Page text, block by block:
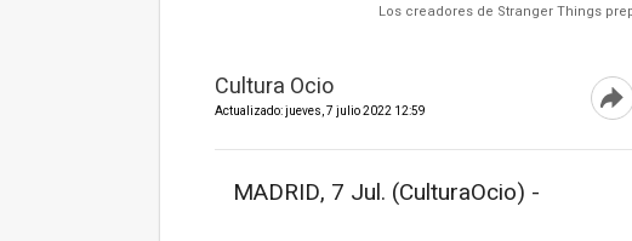
Los creadores de Stranger Things
Cultura Ocio
Actualizado: jueves, 7 julio 2022 12:59
MADRID, 7 Jul. (CulturaOcio) -